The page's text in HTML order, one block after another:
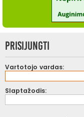
Prisijungti
Vartotojo vardas:
Slaptažodis: